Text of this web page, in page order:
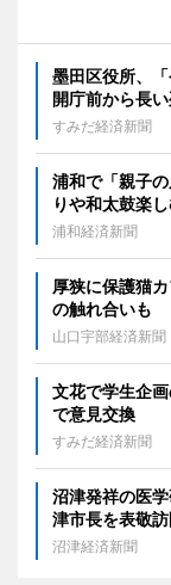
墨田区役所、
開庁前から長
すみだ経済新聞
浦和で「親子
りや和太鼓楽
浦和経済新聞
厚狭に保護猫
の触れ合いも
山口宇部経済新聞
文花で学生企
で意見交換
すみだ経済新聞
沼津発祥の医
津市長を表敬
沼津経済新聞